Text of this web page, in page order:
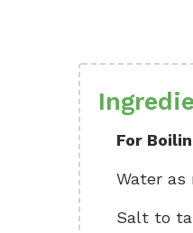
For
Water as
Salt to